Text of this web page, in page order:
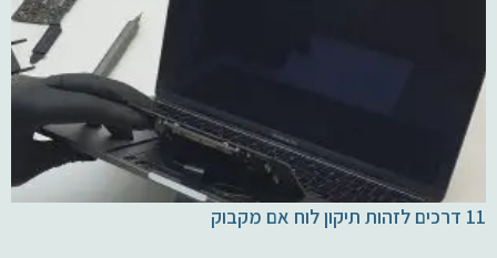
11 דרכים לזהות תיקון לוח אם מקבוק